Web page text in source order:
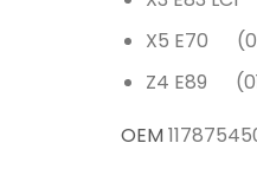
X5 E70
Z4 E89
OEM